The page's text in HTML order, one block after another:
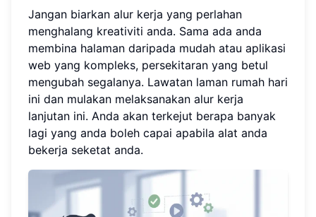
Jangan biarkan alur kerja yang perlahan
menghalang kreativiti anda. Sama ada anda
membina halaman daripada mudah atau aplikasi
web yang kompleks, persekitaran yang betul
mengubah segalanya. Lawatan laman rumah hari
ini dan mulakan melaksanakan alur kerja
lanjutan ini. Anda akan terkejut berapa banyak
lagi yang anda boleh capai apabila alat anda
bekerja seketat anda.